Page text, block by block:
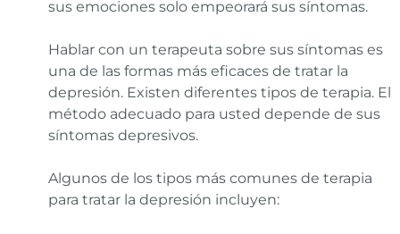
sus emociones solo empeorará sus síntomas.
Hablar con un terapeuta sobre sus síntomas es
una de las formas más eficaces de tratar la
depresión. Existen diferentes tipos de terapia. El
método adecuado para usted depende de sus
síntomas depresivos.
Algunos de los tipos más comunes de terapia
para tratar la depresión incluyen: